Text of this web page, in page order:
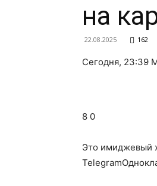
на
22.08.2025 162
Сегодня, 23:39
8 0
Это имиджевый